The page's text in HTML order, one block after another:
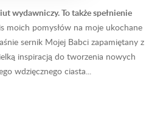
wydawniczy. To także spełnienie
moich pomysłów na moje ukochane
sernik Mojej Babci zapamiętany z
inspiracją do tworzenia nowych
wdzięcznego ciasta...